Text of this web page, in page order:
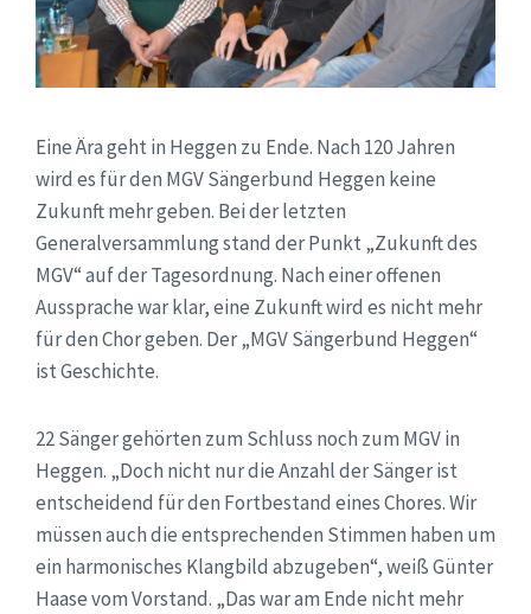
Eine Ära geht in Heggen zu Ende. Nach 120 Jahren
wird es für den MGV Sängerbund Heggen keine
Zukunft mehr geben. Bei der letzten
Generalversammlung stand der Punkt „Zukunft des
MGV“ auf der Tagesordnung. Nach einer offenen
Aussprache war klar, eine Zukunft wird es nicht mehr
für den Chor geben. Der „MGV Sängerbund Heggen“
ist Geschichte.
22 Sänger gehörten zum Schluss noch zum MGV in
Heggen. „Doch nicht nur die Anzahl der Sänger ist
entscheidend für den Fortbestand eines Chores. Wir
müssen auch die entsprechenden Stimmen haben um
ein harmonisches Klangbild abzugeben“, weiß Günter
Haase vom Vorstand. „Das war am Ende nicht mehr